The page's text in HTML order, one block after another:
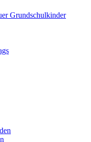
Grundschulkinder